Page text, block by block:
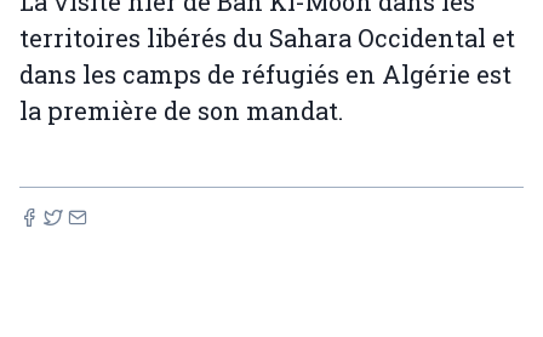
territoires libérés du Sahara Occidental et
dans les camps de réfugiés en Algérie est
la première de son mandat.